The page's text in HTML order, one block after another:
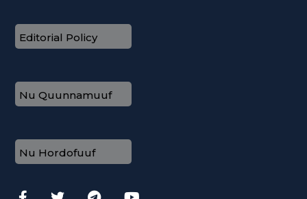
Editorial Policy
Nu Quunnamuuf
Nu Hordofuuf